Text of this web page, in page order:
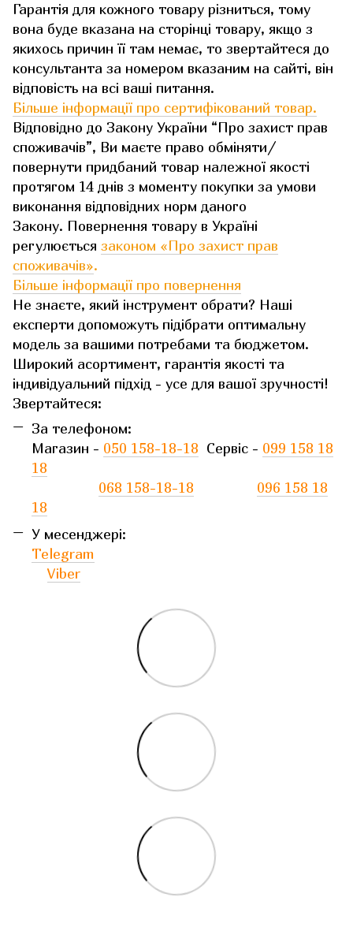
Гарантія для кожного товару різниться, тому
вона буде вказана на сторінці товару, якщо з
якихось причин її там немає, то звертайтеся до
консультанта за номером вказаним на сайті, він
відповість на всі ваші питання.
Більше інформації про сертифікований товар.
Відповідно до Закону України “Про захист прав
споживачів”, Ви маєте право обміняти/
повернути придбаний товар належної якості
протягом 14 днів з моменту покупки за умови
виконання відповідних норм даного
Закону. Повернення товару в Україні
регулюється законом «Про захист прав
споживачів».
Більше інформації про повернення
Не знаєте, який інструмент обрати? Наші
експерти допоможуть підібрати оптимальну
модель за вашими потребами та бюджетом.
Широкий асортимент, гарантія якості та
індивідуальний підхід - усе для вашої зручності!
Звертайтеся:
За телефоном:
Магазин - 050 158-18-18 Сервіс - 099 158 18
18
068 158-18-18
096 158 18
18
У месенджері:
Telegram
Viber